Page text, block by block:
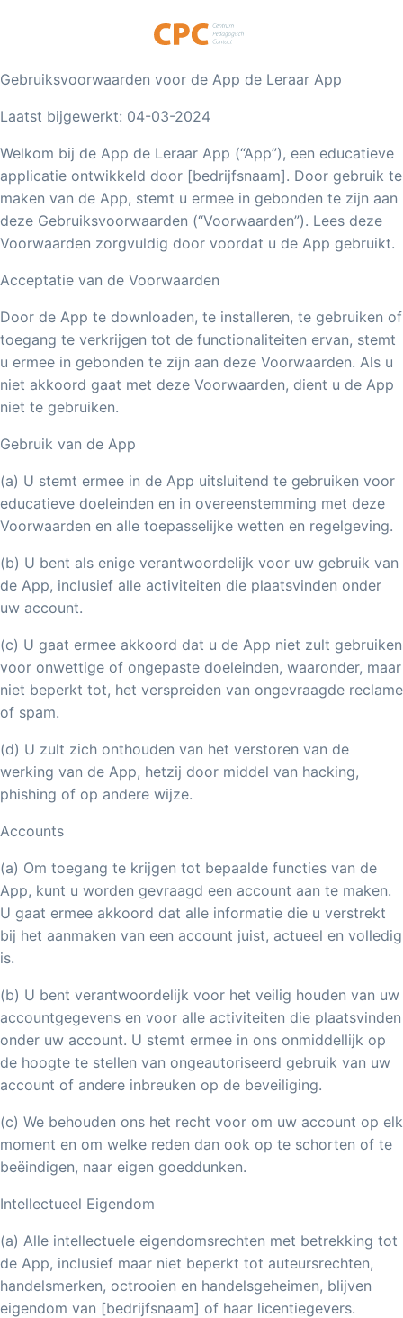
Gebruiksvoorwaarden voor de App de Leraar App
Laatst bijgewerkt: 04-03-2024
Welkom bij de App de Leraar App (“App”), een educatieve
applicatie ontwikkeld door [bedrijfsnaam]. Door gebruik te
maken van de App, stemt u ermee in gebonden te zijn aan
deze Gebruiksvoorwaarden (“Voorwaarden”). Lees deze
Voorwaarden zorgvuldig door voordat u de App gebruikt.
Acceptatie van de Voorwaarden
Door de App te downloaden, te installeren, te gebruiken of
toegang te verkrijgen tot de functionaliteiten ervan, stemt
u ermee in gebonden te zijn aan deze Voorwaarden. Als u
niet akkoord gaat met deze Voorwaarden, dient u de App
niet te gebruiken.
Gebruik van de App
(a) U stemt ermee in de App uitsluitend te gebruiken voor
educatieve doeleinden en in overeenstemming met deze
Voorwaarden en alle toepasselijke wetten en regelgeving.
(b) U bent als enige verantwoordelijk voor uw gebruik van
de App, inclusief alle activiteiten die plaatsvinden onder
uw account.
(c) U gaat ermee akkoord dat u de App niet zult gebruiken
voor onwettige of ongepaste doeleinden, waaronder, maar
niet beperkt tot, het verspreiden van ongevraagde reclame
of spam.
(d) U zult zich onthouden van het verstoren van de
werking van de App, hetzij door middel van hacking,
phishing of op andere wijze.
Accounts
(a) Om toegang te krijgen tot bepaalde functies van de
App, kunt u worden gevraagd een account aan te maken.
U gaat ermee akkoord dat alle informatie die u verstrekt
bij het aanmaken van een account juist, actueel en volledig
is.
(b) U bent verantwoordelijk voor het veilig houden van uw
accountgegevens en voor alle activiteiten die plaatsvinden
onder uw account. U stemt ermee in ons onmiddellijk op
de hoogte te stellen van ongeautoriseerd gebruik van uw
account of andere inbreuken op de beveiliging.
(c) We behouden ons het recht voor om uw account op elk
moment en om welke reden dan ook op te schorten of te
beëindigen, naar eigen goeddunken.
Intellectueel Eigendom
(a) Alle intellectuele eigendomsrechten met betrekking tot
de App, inclusief maar niet beperkt tot auteursrechten,
handelsmerken, octrooien en handelsgeheimen, blijven
eigendom van [bedrijfsnaam] of haar licentiegevers.